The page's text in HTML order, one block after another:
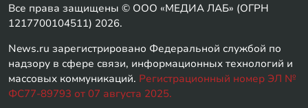
Все права защищены © ООО «МЕДИА ЛАБ» (ОГРН
1217700104511) 2026.
News.ru зарегистрировано Федеральной службой по
надзору в сфере связи, информационных технологий и
массовых коммуникаций. Регистрационный номер ЭЛ №
ФС77-89793 от 07 августа 2025.